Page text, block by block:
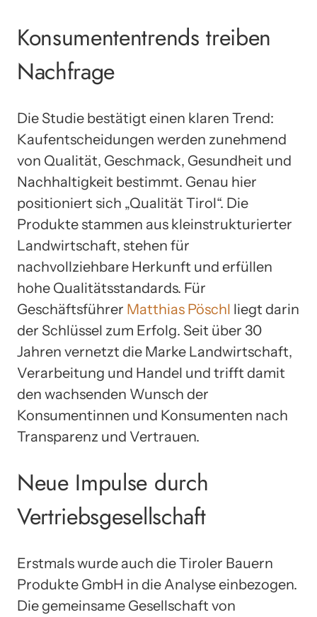
Konsumententrends treiben
Nachfrage
Die Studie bestätigt einen klaren Trend:
Kaufentscheidungen werden zunehmend
von Qualität, Geschmack, Gesundheit und
Nachhaltigkeit bestimmt. Genau hier
positioniert sich „Qualität Tirol“. Die
Produkte stammen aus kleinstrukturierter
Landwirtschaft, stehen für
nachvollziehbare Herkunft und erfüllen
hohe Qualitätsstandards. Für
Geschäftsführer Matthias Pöschl liegt darin
der Schlüssel zum Erfolg. Seit über 30
Jahren vernetzt die Marke Landwirtschaft,
Verarbeitung und Handel und trifft damit
den wachsenden Wunsch der
Konsumentinnen und Konsumenten nach
Transparenz und Vertrauen.
Neue Impulse durch
Vertriebsgesellschaft
Erstmals wurde auch die Tiroler Bauern
Produkte GmbH in die Analyse einbezogen.
Die gemeinsame Gesellschaft von